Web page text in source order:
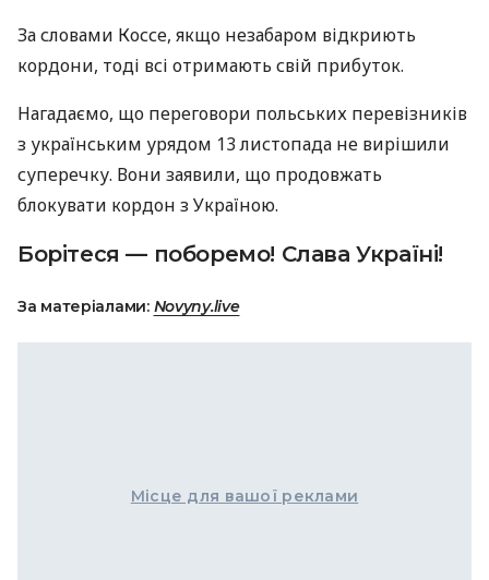
За словами Коссе, якщо незабаром відкриють
кордони, тоді всі отримають свій прибуток.
Нагадаємо, що переговори польських перевізників
з українським урядом 13 листопада не вирішили
суперечку. Вони заявили, що продовжать
блокувати кордон з Україною.
Борітеся — поборемо! Слава Україні!
За матеріалами: Novyny.live
Місце для вашої реклами